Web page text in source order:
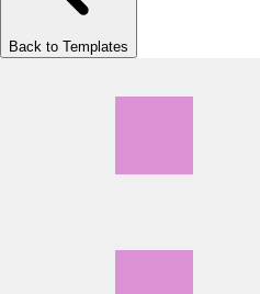
Back to Templates